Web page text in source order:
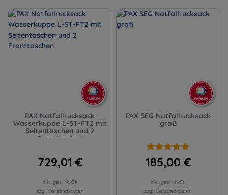
PAX Notfallrucksack
Wasserkuppe L-ST-FT2 mit
Seitentaschen und 2
Fronttaschen
729,01 €
inkl. ges. MwSt.
zzgl. Versandkosten
PAX SEG Notfallrucksack
groß
185,00 €
inkl. ges. MwSt.
zzgl. Versandkosten